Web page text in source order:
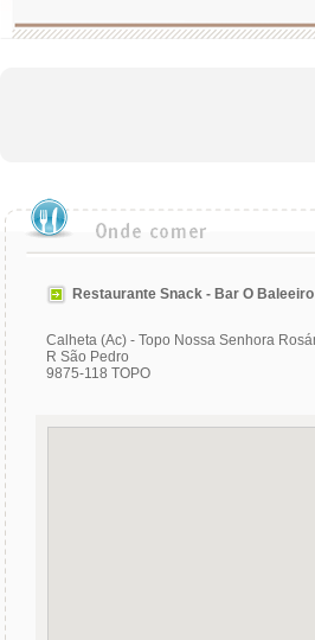
Restaurante Snack - Bar O Baleeiro
Calheta (Ac) - Topo Nossa Senhora
R São Pedro
9875-118 TOPO